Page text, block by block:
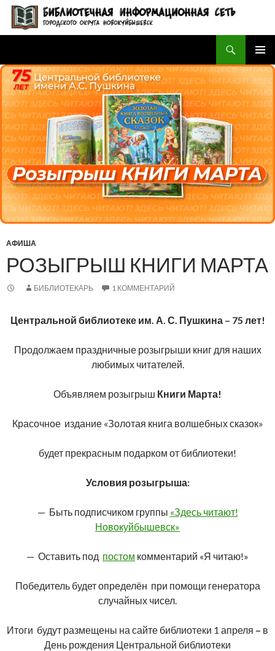
БИБЛИОТЕЧНАЯ ИНФОРМАЦИОННАЯ СЕТЬ городского округа Новокуйбышевск
МЕНЮ
К
СОДЕРЖИМОМУ
АФИША
РОЗЫГРЫШ КНИГИ МАРТА
БИБЛИОТЕКАРЬ 1 КОММЕНТАРИЙ
Центральной библиотеке им. А. С. Пушкина – 75 лет!
Продолжаем праздничные розыгрыши книг для наших
любимых читателей.
Объявляем розыгрыш Книги Марта!
Красочное издание «Золотая книга волшебных сказок»
будет прекрасным подарком от библиотеки!
Условия розыгрыша:
— Быть подписчиком группы «Здесь читают!
Новокуйбышевск»
— Оставить под постом комментарий «Я читаю!»
Победитель будет определён при помощи генератора
случайных чисел.
Итоги будут размещены на сайте библиотеки 1 апреля – в
День рождения Центральной библиотеки